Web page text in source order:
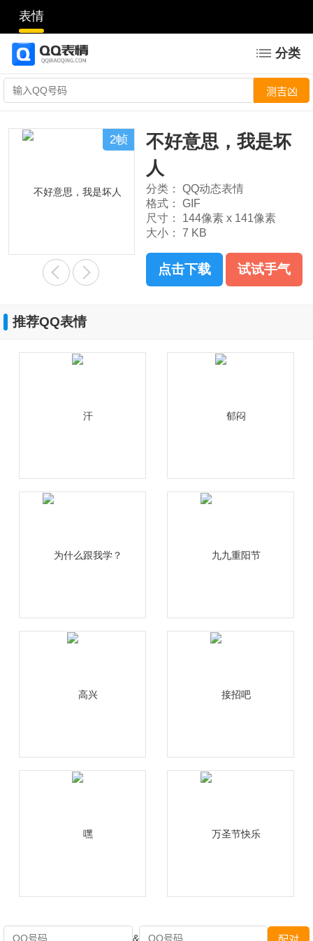
表情
分类
2帧
不好意思，我是坏
人
分类：
QQ动态表情
格式：
GIF
尺寸：
144像素 x 141像素
大小：
7 KB
点击下载 试试手气
推荐QQ表情